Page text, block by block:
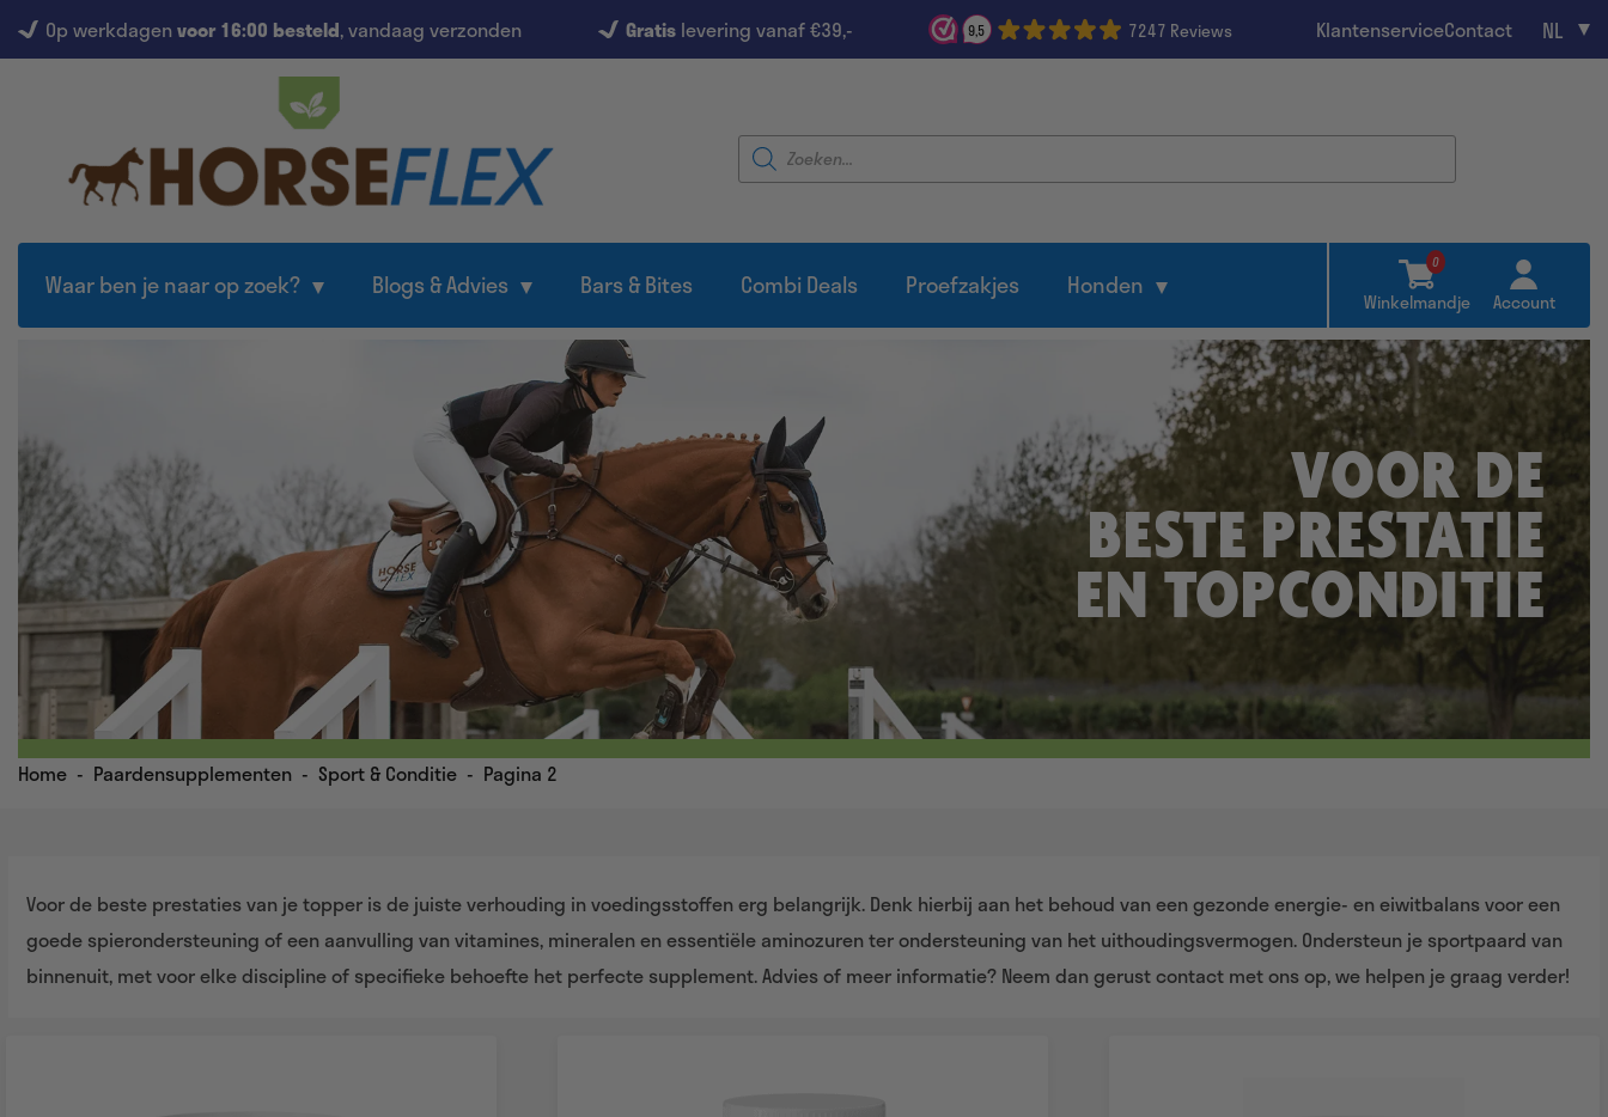
Op werkdagen voor 16:00 besteld, vandaag verzonden Gratislevering vanaf €39,- 9,5 7247 Reviews KlantenserviceContact NL
Producten
zoeken
Waar ben je naar op zoek? Blogs & Advies Bars & Bites Combi Deals Proefzakjes Honden
0
Winkelmandje Account
VOOR DE
BESTE PRESTATIE
EN TOPCONDITIE
Home - Paardensupplementen - Sport & Conditie - Pagina 2
Voor de beste prestaties van je topper is de juiste verhouding in voedingsstoffen erg belangrijk. Denk hierbij aan het behoud van een gezonde energie- en eiwitbalans voor een
goede spierondersteuning of een aanvulling van vitamines, mineralen en essentiële aminozuren ter ondersteuning van het uithoudingsvermogen. Ondersteun je sportpaard van
binnenuit, met voor elke discipline of specifieke behoefte het perfecte supplement. Advies of meer informatie? Neem dan gerust contact met ons op, we helpen je graag verder!